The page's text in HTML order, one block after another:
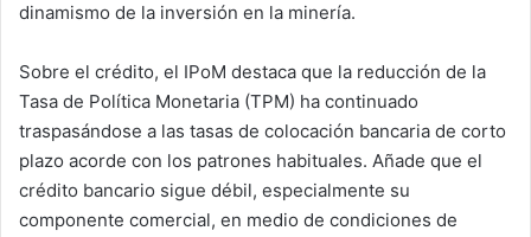
dinamismo de la inversión en la minería.
Sobre el crédito, el IPoM destaca que la reducción de la
Tasa de Política Monetaria (TPM) ha continuado
traspasándose a las tasas de colocación bancaria de corto
plazo acorde con los patrones habituales. Añade que el
crédito bancario sigue débil, especialmente su
componente comercial, en medio de condiciones de